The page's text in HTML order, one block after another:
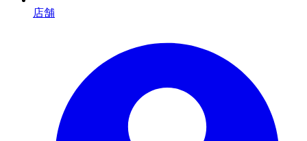
店舗